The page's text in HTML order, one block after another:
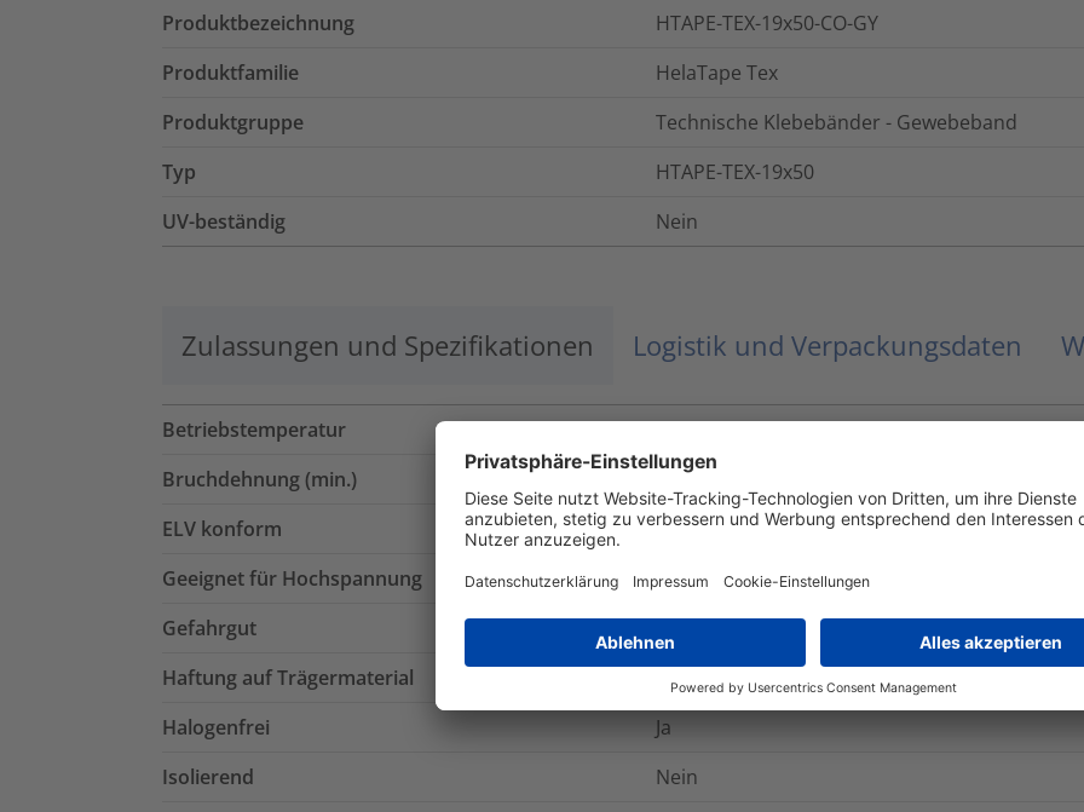
Produktbezeichnung
HTAPE-TEX-19x50-CO-GY
Produktfamilie
HelaTape Tex
Produktgruppe
Technische Klebebänder - Gewebeband
Typ
HTAPE-TEX-19x50
UV-beständig
Nein
Zulassungen und Spezifikationen Logistik und Verpackungsdaten
Betriebstemperatur
-30 °C bis +80 °C
Bruchdehnung (min.)
%
ELV konform
Ja
Geeignet für Hochspannung
Nein
Gefahrgut
Haftung auf Trägermaterial
3.0
N/10 mm
Halogenfrei
Ja
Isolierend
Nein